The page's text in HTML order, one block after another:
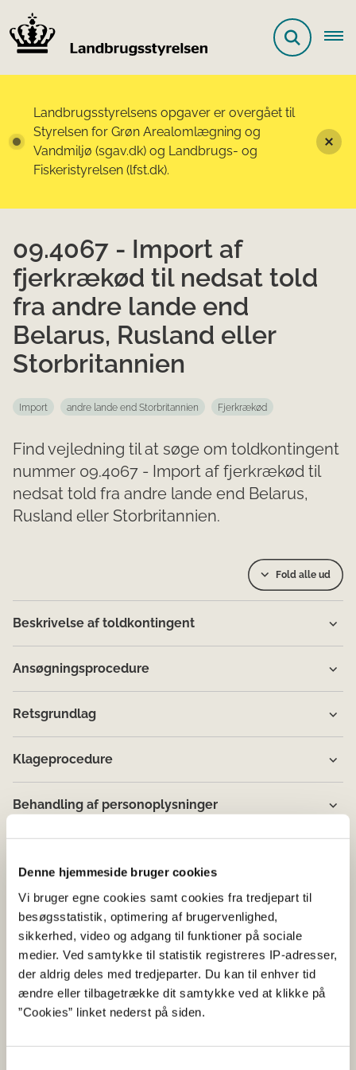
Denne hjemmeside bruger cookies
Vi bruger egne cookies samt cookies fra tredjepart til
besøgsstatistik, optimering af brugervenlighed,
sikkerhed, video og adgang til funktioner på sociale
medier. Ved samtykke til statistik registreres IP-adresser,
der aldrig deles med tredjeparter. Du kan til enhver tid
ændre eller tilbagetrække dit samtykke ved at klikke på
”Cookies” linket nederst på siden.
Landbrugsstyrelsens opgaver er overgået til
Styrelsen for Grøn Arealomlægning og
Vandmiljø (sgav.dk) og Landbrugs- og
Fiskeristyrelsen (lfst.dk).
09.4067 - Import af
fjerkrækød til nedsat told
fra andre lande end
Belarus, Rusland eller
Storbritannien
Import andre lande end Storbritannien Fjerkrækød
Find vejledning til at søge om toldkontingent
nummer 09.4067 - Import af fjerkrækød til
nedsat told fra andre lande end Belarus,
Rusland eller Storbritannien.
Fold alle ud
Beskrivelse af toldkontingent
Ansøgningsprocedure
Retsgrundlag
Klageprocedure
Behandling af personoplysninger